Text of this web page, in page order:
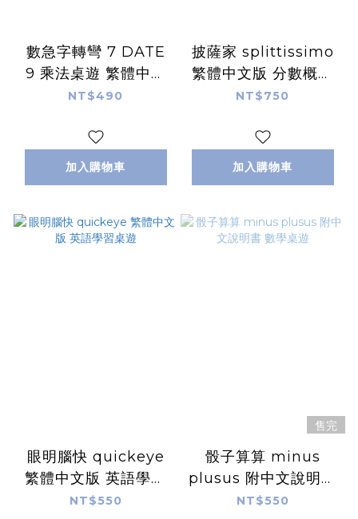
數急字轉彎 7 DATE
9 乘法桌遊 繁體中文
版
NT$490
加入購物車
披薩家 splittissimo
繁體中文版 分數概念
桌遊
NT$750
加入購物車
眼明腦快 quickeye
繁體中文版 英語學習
桌遊
NT$550
售完
骰子算算 minus
plusus 附中文說明書
數學桌遊
NT$550